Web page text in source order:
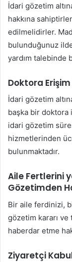
İdari gözetim
hakkına
edilmelidirler.
bulunduğunuz
yardım talebinde
Doktora Erişim
İdari gözetim
başka bir doktora
idari gözetim
hizmetlerinden
bulunmaktadır.
Aile Fertlerini
Gözetimden
Bir aile ferdinizi,
gözetim kararı
haberdar etme
Ziyaretçi